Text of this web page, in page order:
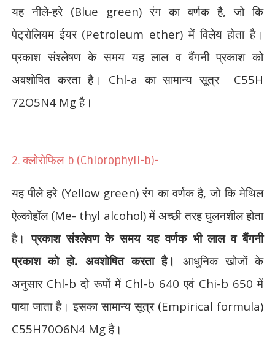
यह नीले-हरे (Blue green)रंग का वर्णक है,जो कि
पेट्रोलियम ईयर (Petroleum ether)में विलेय होता है।
प्रकाश संश्लेषण के समय यह लाल व बैंगनी प्रकाश को
अवशोषित करता है। Chl-aका सामान्य सूत्र
C55H
72O5N4 Mgहै।
2. क्लोरोफिल-b (Chlorophyll-b)-
यह पीले-हरे (Yellow green)रंग का वर्णक है,जो कि मेथिल
ऐल्कोहॉल (Me- thyl alcohol)में अच्छी तरह घुलनशील होता
है। प्रकाश संश्लेषण के समय यह वर्णक भी लाल व बैंगनी
प्रकाश को हो. अवशोषित करता है।
आधुनिक खोजों के
अनुसार Chl-bदो रूपों में Chl-b 640 एवं Chi-b 650 में
पाया जाता है। इसका सामान्य सूत्र (Empirical formula)
C55H70O6N4 Mgहै।